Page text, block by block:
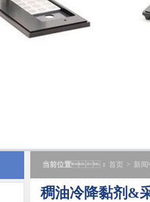
当前位置： 首页 > 新闻
稠油冷降黏剂&